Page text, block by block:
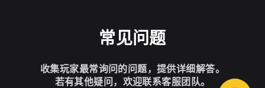
常见问题
收集玩家最常询问的问题，提供详细解答。
若有其他疑问，欢迎联系客服团队。